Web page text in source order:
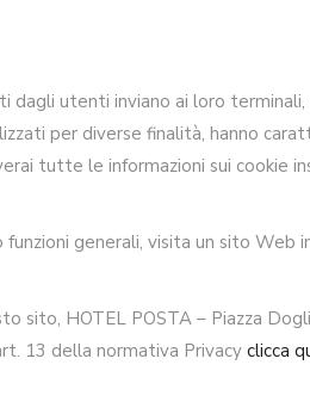
dagli utenti inviano ai loro
per diverse finalità, hanno
tutte le informazioni sui cookie
generali, visita un sito Web
sito, HOTEL POSTA – Piazza
13 della normativa Privacy clicca